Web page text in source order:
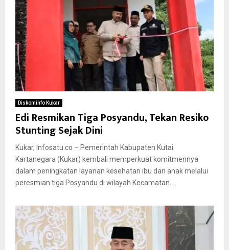
Diskominfo Kukar
Edi Resmikan Tiga Posyandu, Tekan Resiko
Stunting Sejak Dini
Kukar, Infosatu.co – Pemerintah Kabupaten Kutai
Kartanegara (Kukar) kembali memperkuat komitmennya
dalam peningkatan layanan kesehatan ibu dan anak melalui
peresmian tiga Posyandu di wilayah Kecamatan...